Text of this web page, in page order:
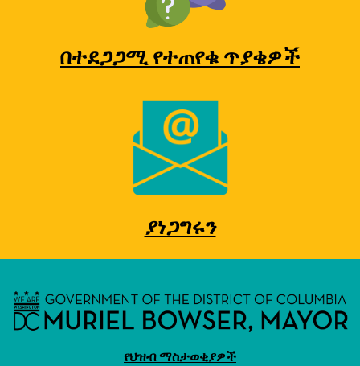
በተደጋጋሚ የተጠየቁ ጥያቄዎች
ያነጋግሩን
የህዝብ ማስታወቂያዎች